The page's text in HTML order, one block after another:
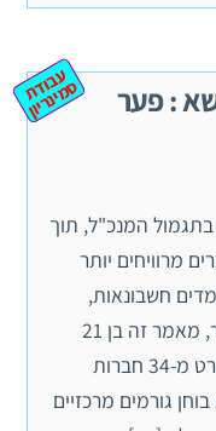
: פער
ע
ב
וד
ת
ס
מ
ינ
ר
יון
המנכ"ל, תוך
מרוויחים יותר
חשבונאות,
כלכלה, מנהל עסקים או לימודי מגדר, מאמר זה בן 21
עמודים משתמש בניתוח נתונים מפורט מ-34 חברות
גורמים מרכזיים